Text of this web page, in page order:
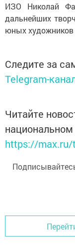
ИЗО Николай
дальнейших
юных художников
Следите за
Telegram-
Читайте
https://max.ru/